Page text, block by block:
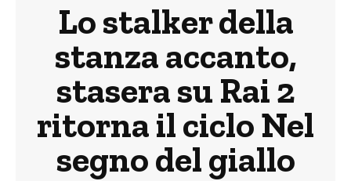
Lo stalker della
stanza accanto,
stasera su Rai 2
ritorna il ciclo Nel
segno del giallo